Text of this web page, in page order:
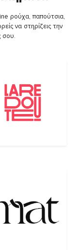
ρούχα, παπούτσια,
να στηρίζεις την
σου.